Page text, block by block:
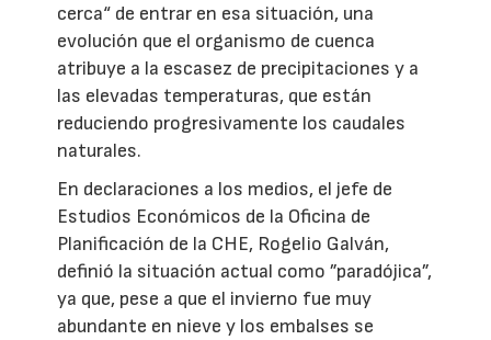
cerca“ de entrar en esa situación, una
evolución que el organismo de cuenca
atribuye a la escasez de precipitaciones y a
las elevadas temperaturas, que están
reduciendo progresivamente los caudales
naturales.
En declaraciones a los medios, el jefe de
Estudios Económicos de la Oficina de
Planificación de la CHE, Rogelio Galván,
definió la situación actual como ”paradójica”,
ya que, pese a que el invierno fue muy
abundante en nieve y los embalses se